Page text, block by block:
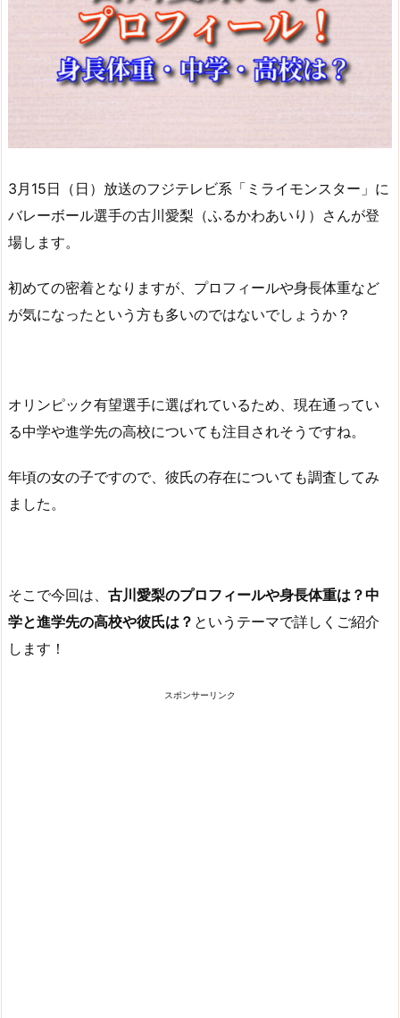
3月15日（日）放送のフジテレビ系「ミライモンスター」に
バレーボール選手の古川愛梨（ふるかわあいり）さんが登
場します。
初めての密着となりますが、プロフィールや身長体重など
が気になったという方も多いのではないでしょうか？
オリンピック有望選手に選ばれているため、現在通ってい
る中学や進学先の高校についても注目されそうですね。
年頃の女の子ですので、彼氏の存在についても調査してみ
ました。
そこで今回は、 古川愛梨のプロフィールや身長体重は？中
学と進学先の高校や彼氏は？ というテーマで詳しくご紹介
します！
スポンサーリンク